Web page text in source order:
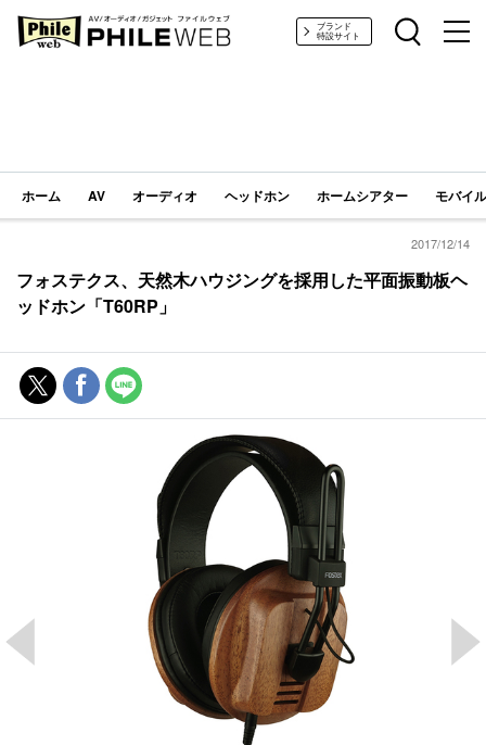
PHILE WEB｜AV/オーディオ/ガジェットブランド
特設サイト
ホーム AV オーディオ ヘッドホン ホームシアター モバイ
2017/12/14
フォステクス、天然木ハウジングを採用した平面振動板ヘ
ッドホン「T60RP」